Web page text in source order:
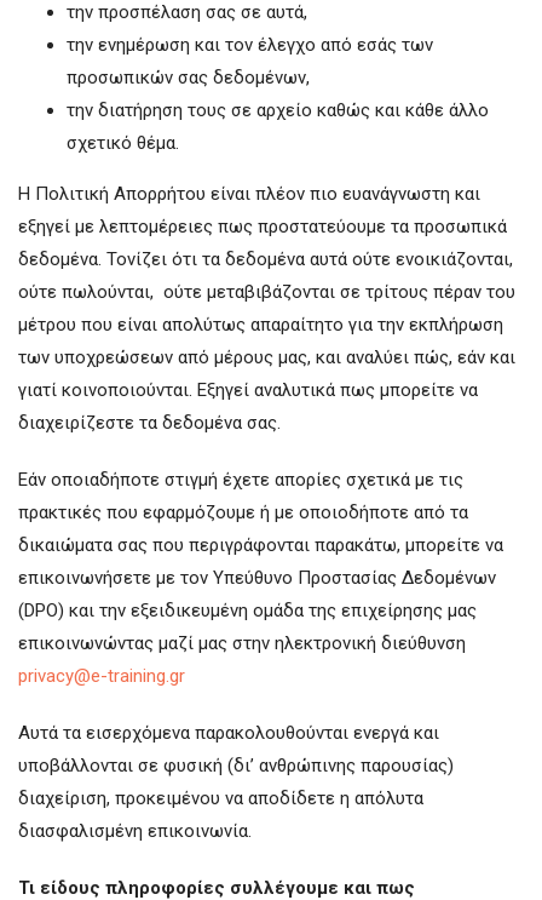
την προσπέλαση σας σε αυτά,
την ενημέρωση και τον έλεγχο από εσάς των
προσωπικών σας δεδομένων,
την διατήρηση τους σε αρχείο καθώς και κάθε άλλο
σχετικό θέμα.
Η Πολιτική Απορρήτου είναι πλέον πιο ευανάγνωστη και
εξηγεί με λεπτομέρειες πως προστατεύουμε τα προσωπικά
δεδομένα. Τονίζει ότι τα δεδομένα αυτά ούτε ενοικιάζονται,
ούτε πωλούνται, ούτε μεταβιβάζονται σε τρίτους πέραν του
μέτρου που είναι απολύτως απαραίτητο για την εκπλήρωση
των υποχρεώσεων από μέρους μας, και αναλύει πώς, εάν και
γιατί κοινοποιούνται. Εξηγεί αναλυτικά πως μπορείτε να
διαχειρίζεστε τα δεδομένα σας.
Εάν οποιαδήποτε στιγμή έχετε απορίες σχετικά με τις
πρακτικές που εφαρμόζουμε ή με οποιοδήποτε από τα
δικαιώματα σας που περιγράφονται παρακάτω, μπορείτε να
επικοινωνήσετε με τον Υπεύθυνο Προστασίας Δεδομένων
(DPO) και την εξειδικευμένη ομάδα της επιχείρησης μας
επικοινωνώντας μαζί μας στην ηλεκτρονική διεύθυνση
privacy@e-training.gr
Αυτά τα εισερχόμενα παρακολουθούνται ενεργά και
υποβάλλονται σε φυσική (δι’ ανθρώπινης παρουσίας)
διαχείριση, προκειμένου να αποδίδετε η απόλυτα
διασφαλισμένη επικοινωνία.
Τι είδους πληροφορίες συλλέγουμε και πως